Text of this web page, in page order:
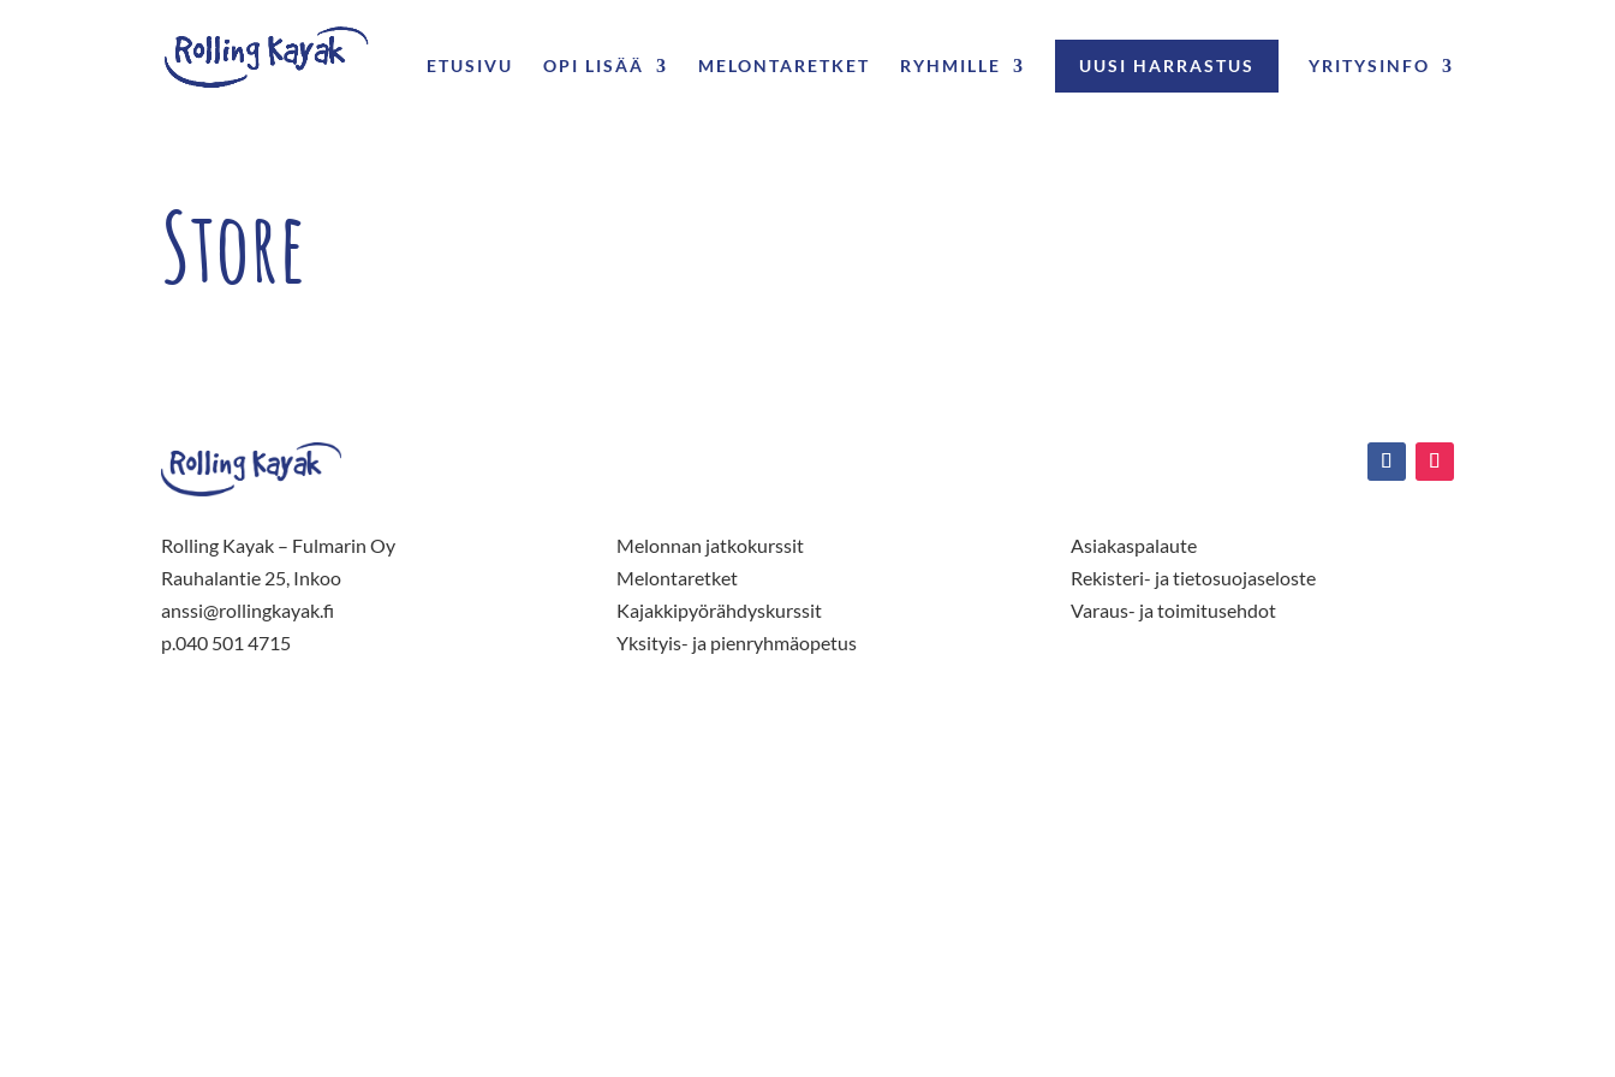
ETUSIVU OPI LISÄÄ MELONTARETKET RYHMILLE UUSI HARRASTUS YRITYSINFO
Store
Rolling Kayak – Fulmarin Oy
Rauhalantie 25, Inkoo
anssi@rollingkayak.fi
p.040 501 4715
Melonnan jatkokurssit
Melontaretket
Kajakkipyörähdyskurssit
Yksityis- ja pienryhmäopetus
Asiakaspalaute
Rekisteri- ja tietosuojaseloste
Varaus- ja toimitusehdot